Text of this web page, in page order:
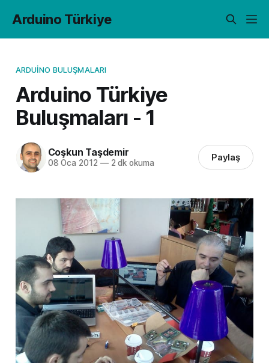
Arduino Türkiye
ARDUINO BULUŞMALARI
Arduino Türkiye
Buluşmaları - 1
Coşkun Taşdemir
08 Oca 2012 —2 dk okuma Paylaş